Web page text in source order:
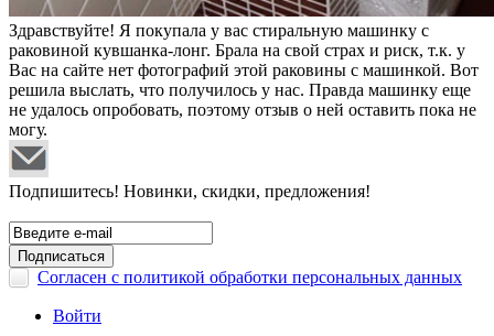
Здравствуйте! Я покупала у вас стиральную машинку с
раковиной кувшанка-лонг. Брала на свой страх и риск, т.к. у
Вас на сайте нет фотографий этой раковины с машинкой. Вот
решила выслать, что получилось у нас. Правда машинку еще
не удалось опробовать, поэтому отзыв о ней оставить пока не
могу.
Подпишитесь! Новинки, скидки, предложения!
Согласен с политикой обработки персональных данных
Войти